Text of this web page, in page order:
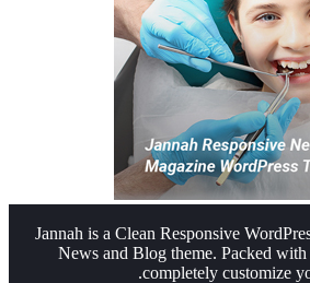
Jannah is a Clean Responsive
News and Blog theme. Packed
completely customize